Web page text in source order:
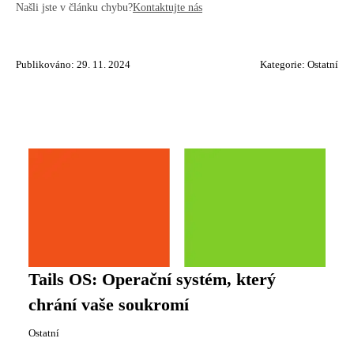
Našli jste v článku chybu?Kontaktujte nás
Publikováno: 29. 11. 2024 Kategorie: Ostatní
Tails OS: Operační systém, který
chrání vaše soukromí
Ostatní